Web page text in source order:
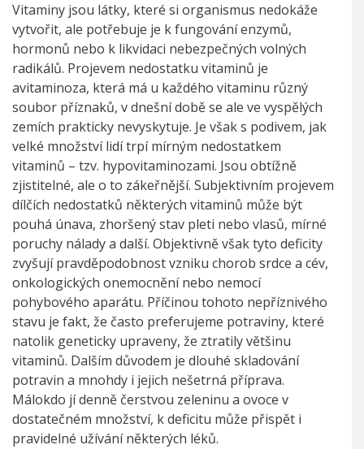
Vitaminy jsou látky, které si organismus nedokáže
vytvořit, ale potřebuje je k fungování enzymů,
hormonů nebo k likvidaci nebezpečných volných
radikálů. Projevem nedostatku vitaminů je
avitaminoza, která má u každého vitaminu různý
soubor příznaků, v dnešní době se ale ve vyspělých
zemích prakticky nevyskytuje. Je však s podivem, jak
velké množství lidí trpí mírným nedostatkem
vitaminů – tzv. hypovitaminozami. Jsou obtížně
zjistitelné, ale o to zákeřnější. Subjektivním projevem
dílčích nedostatků některých vitaminů může být
pouhá únava, zhoršený stav pleti nebo vlasů, mírné
poruchy nálady a další. Objektivně však tyto deficity
zvyšují pravděpodobnost vzniku chorob srdce a cév,
onkologických onemocnění nebo nemocí
pohybového aparátu. Příčinou tohoto nepříznivého
stavu je fakt, že často preferujeme potraviny, které
natolik geneticky upraveny, že ztratily většinu
vitaminů. Dalším důvodem je dlouhé skladování
potravin a mnohdy i jejich nešetrná příprava.
Málokdo jí denně čerstvou zeleninu a ovoce v
dostatečném množství, k deficitu může přispět i
pravidelné užívání některých léků.